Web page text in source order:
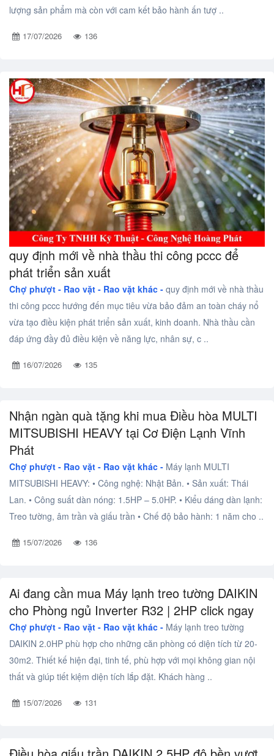
lượng sản phẩm mà còn với cam kết bảo hành ấn tượ ..
17/07/2026 136
quy định mới về nhà thầu thi công pccc để
phát triển sản xuất
Chợ phượt - Rao vặt - Rao vặt khác - quy định mới về nhà thầu
thi công pccc hướng đến mục tiêu vừa bảo đảm an toàn cháy nổ
vừa tạo điều kiện phát triển sản xuất, kinh doanh. Nhà thầu cần
đáp ứng đầy đủ điều kiện về năng lực, nhân sự, c ..
16/07/2026 135
Nhận ngàn quà tặng khi mua Điều hòa MULTI
MITSUBISHI HEAVY tại Cơ Điện Lạnh Vĩnh
Phát
Chợ phượt - Rao vặt - Rao vặt khác - Máy lạnh MULTI
MITSUBISHI HEAVY: • Công nghệ: Nhật Bản. • Sản xuất: Thái
Lan. • Công suất dàn nóng: 1.5HP – 5.0HP. • Kiểu dáng dàn lạnh:
Treo tường, âm trần và giấu trần • Chế độ bảo hành: 1 năm cho ..
15/07/2026 136
Ai đang cần mua Máy lạnh treo tường DAIKIN
cho Phòng ngủ Inverter R32 | 2HP click ngay
Chợ phượt - Rao vặt - Rao vặt khác - Máy lạnh treo tường
DAIKIN 2.0HP phù hợp cho những căn phòng có diện tích từ 20-
30m2. Thiết kế hiện đại, tinh tế, phù hợp với mọi không gian nội
thất và giúp tiết kiệm diện tích lắp đặt. Khách hàng ..
15/07/2026 131